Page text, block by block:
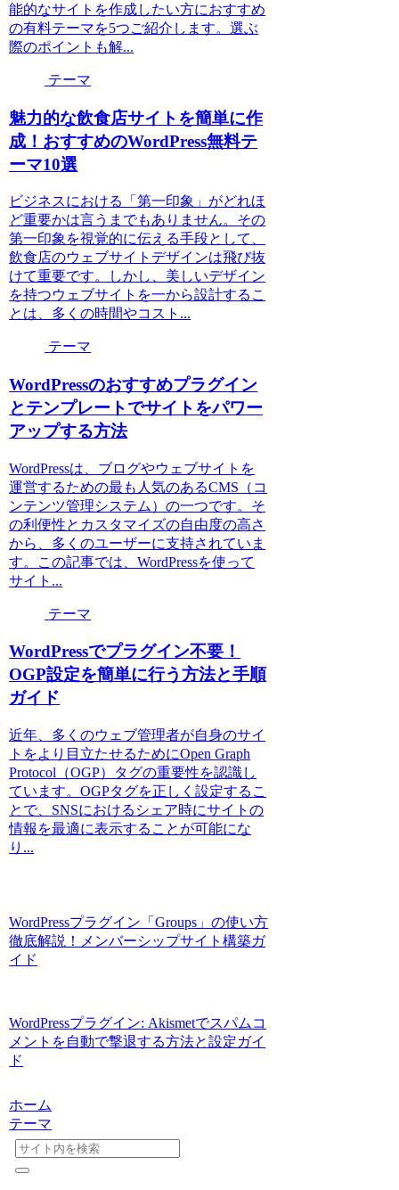
能的なサイトを作成したい方におすすめ
の有料テーマを5つご紹介します。選ぶ
際のポイントも解...
テーマ
魅力的な飲食店サイトを簡単に作
成！おすすめのWordPress無料テ
ーマ10選
ビジネスにおける「第一印象」がどれほ
ど重要かは言うまでもありません。その
第一印象を視覚的に伝える手段として、
飲食店のウェブサイトデザインは飛び抜
けて重要です。しかし、美しいデザイン
を持つウェブサイトを一から設計するこ
とは、多くの時間やコスト...
テーマ
WordPressのおすすめプラグイン
とテンプレートでサイトをパワー
アップする方法
WordPressは、ブログやウェブサイトを
運営するための最も人気のあるCMS（コ
ンテンツ管理システム）の一つです。そ
の利便性とカスタマイズの自由度の高さ
から、多くのユーザーに支持されていま
す。この記事では、WordPressを使って
サイト...
テーマ
WordPressでプラグイン不要！
OGP設定を簡単に行う方法と手順
ガイド
近年、多くのウェブ管理者が自身のサイ
トをより目立たせるためにOpen Graph
Protocol（OGP）タグの重要性を認識し
ています。OGPタグを正しく設定するこ
とで、SNSにおけるシェア時にサイトの
情報を最適に表示することが可能にな
り...
WordPressプラグイン「Groups」の使い方
徹底解説！メンバーシップサイト構築ガ
イド
WordPressプラグイン: Akismetでスパムコ
メントを自動で撃退する方法と設定ガイ
ド
ホーム
テーマ